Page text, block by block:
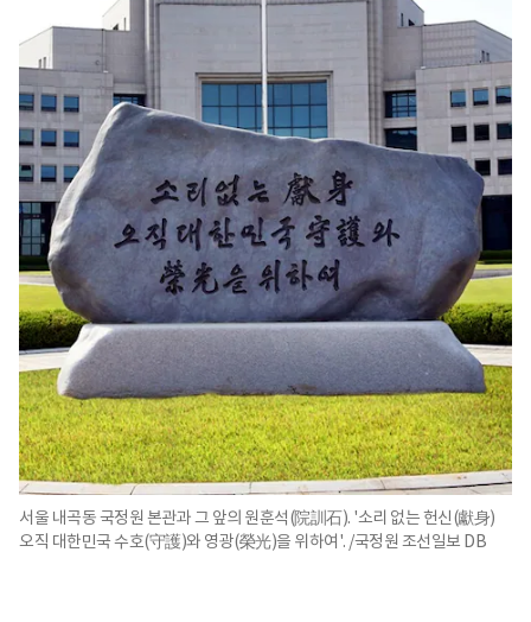
서울 내곡동 국정원 본관과 그 앞의 원훈석(院訓石). '소리 없는 헌신(獻身)
오직 대한민국 수호(守護)와 영광(榮光)을 위하여'. /국정원 조선일보 DB